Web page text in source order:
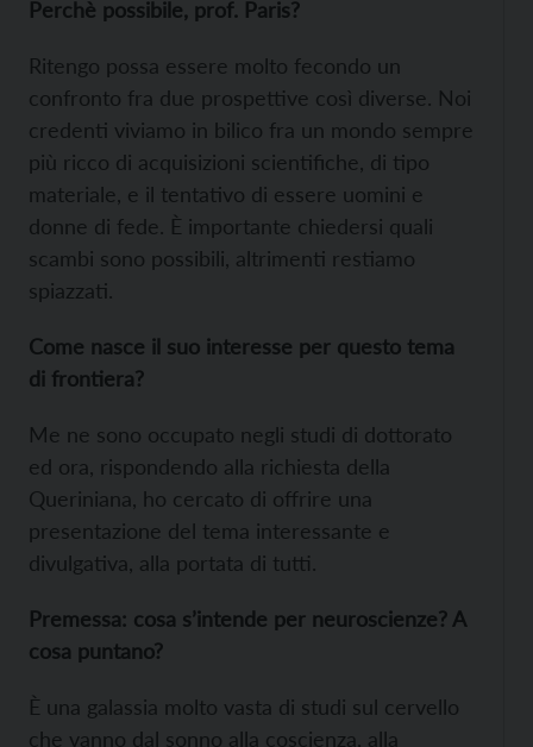
Perchè possibile, prof. Paris?
Ritengo possa essere molto fecondo un
confronto fra due prospettive così diverse. Noi
credenti viviamo in bilico fra un mondo sempre
più ricco di acquisizioni scientifiche, di tipo
materiale, e il tentativo di essere uomini e
donne di fede. È importante chiedersi quali
scambi sono possibili, altrimenti restiamo
spiazzati.
Come nasce il suo interesse per questo tema
di frontiera?
Me ne sono occupato negli studi di dottorato
ed ora, rispondendo alla richiesta della
Queriniana, ho cercato di offrire una
presentazione del tema interessante e
divulgativa, alla portata di tutti.
Premessa: cosa s’intende per neuroscienze? A
cosa puntano?
È una galassia molto vasta di studi sul cervello
che vanno dal sonno alla coscienza, alla